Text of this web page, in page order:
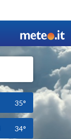
35°
34°